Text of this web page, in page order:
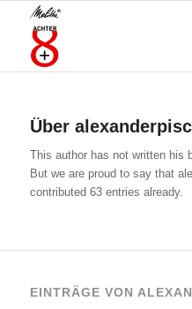
Über
This author has not written his
But we are proud to say that
contributed 63 entries already.
EINTRÄGE VON